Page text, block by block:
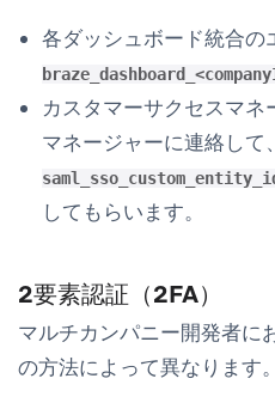
各ダッシュボード統合の
カスタマーサクセスマネ
マネージャーに連絡し
してもらいます。
2要素認証（2FA）
マルチカンパニー開発者に
の方法によって異なります。